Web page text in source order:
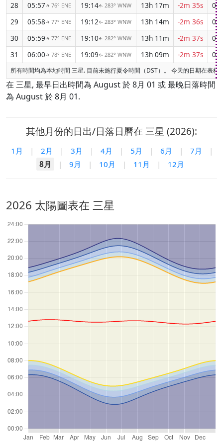
28
05:57↑ 76° ENE 19:14↑ 283° WNW 13h 17m -2m 35s
29
05:58↑ 77° ENE 19:12↑ 283° WNW 13h 14m -2m 36s
30
05:59↑ 77° ENE 19:10↑ 282° WNW 13h 11m -2m 37s
31
06:00↑ 78° ENE 19:09↑ 282° WNW 13h 09m -2m 37s
所有時間均為本地時間 三星. 目前未施行夏令時間（DST）。 今天的日期在表格
在 三星, 最早日出時間為 August 於 8月 01 或 最晚日落時間
為 August 於 8月 01.
其他月份的日出/日落日曆在 三星 (2026):
1月 | 2月 | 3月 | 4月 | 5月 | 6月 | 7月
|
8月
| 9月 | 10月 | 11月 | 12月
2026 太陽圖表在 三星